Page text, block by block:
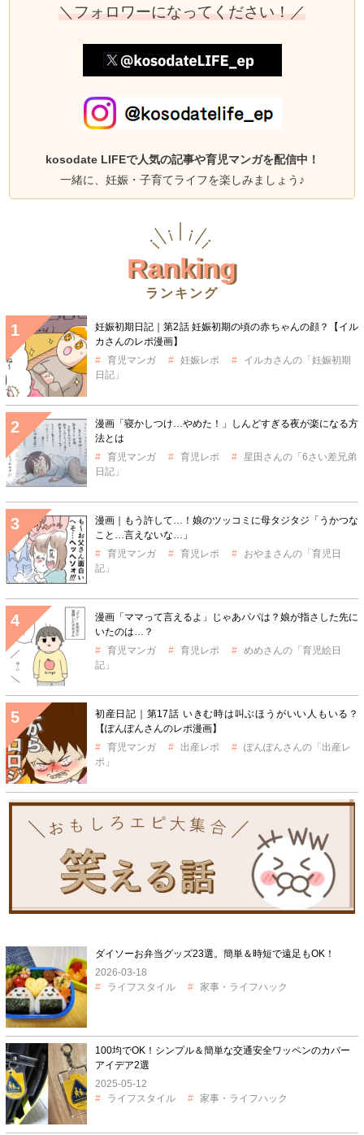
＼フォロワーになってください！／
kosodate LIFEで人気の記事や育児マンガを配信中！
一緒に、妊娠・子育てライフを楽しみましょう♪
Ranking
ランキング
妊娠初期日記｜第2話 妊娠初期の頃の赤ちゃんの顔？【イル
カさんのレポ漫画】
育児マンガ
妊娠レポ
イルカさんの「妊娠初期
日記」
漫画「寝かしつけ…やめた！」しんどすぎる夜が楽になる方
法とは
育児マンガ
育児レポ
星田さんの「6さい差兄弟
日記」
漫画｜もう許して…！娘のツッコミに母タジタジ「うかつな
こと…言えないな…」
育児マンガ
育児レポ
おやまさんの「育児日
記」
漫画「ママって言えるよ」じゃあパパは？娘が指さした先に
いたのは…？
育児マンガ
育児レポ
めめさんの「育児絵日
記」
初産日記｜第17話 いきむ時は叫ぶほうがいい人もいる？
【ぽんぽんさんのレポ漫画】
育児マンガ
出産レポ
ぽんぽんさんの「出産レ
ポ」
ダイソーお弁当グッズ23選。簡単＆時短で遠足もOK！
2026-03-18
ライフスタイル
家事・ライフハック
100均でOK！シンプル＆簡単な交通安全ワッペンのカバー
アイデア2選
2025-05-12
ライフスタイル
家事・ライフハック